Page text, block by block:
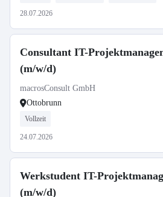
28.07.2026
Consultant IT-
(m/w/d)
macrosConsult GmbH
Ottobrunn
Vollzeit
24.07.2026
Werkstudent IT-
(m/w/d)